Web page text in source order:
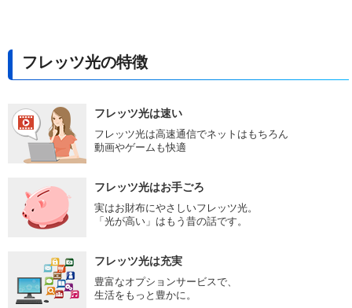
フレッツ光の特徴
フレッツ光は速い
フレッツ光は高速通信でネットはもちろん
動画やゲームも快適
フレッツ光はお手ごろ
実はお財布にやさしいフレッツ光。
「光が高い」はもう昔の話です。
フレッツ光は充実
豊富なオプションサービスで、
生活をもっと豊かに。